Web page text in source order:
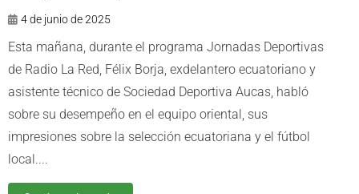
4 de junio de 2025
Esta mañana, durante el programa Jornadas Deportivas
de Radio La Red, Félix Borja, exdelantero ecuatoriano y
asistente técnico de Sociedad Deportiva Aucas, habló
sobre su desempeño en el equipo oriental, sus
impresiones sobre la selección ecuatoriana y el fútbol
local....